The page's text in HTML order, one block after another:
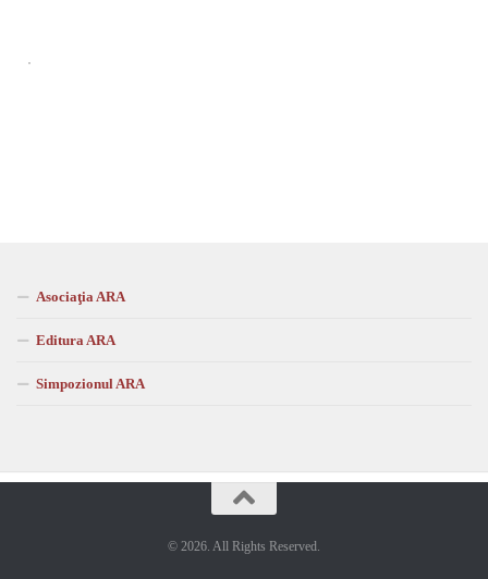
Asociaţia ARA
Editura ARA
Simpozionul ARA
© 2026. All Rights Reserved.